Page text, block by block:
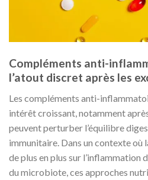
Compléments anti-
l’atout discret après les
Les compléments anti-
intérêt croissant, notamment
peuvent perturber l’équilibre
immunitaire. Dans un contexte où
de plus en plus sur l’inflammation
du microbiote, ces approches